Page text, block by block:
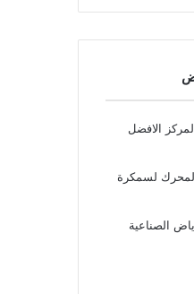
الافضل
لسمكرة
الصناعية